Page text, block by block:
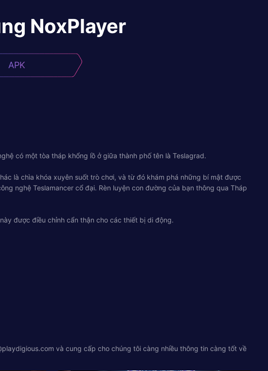
NoxPlayer
APK
có một tòa tháp khổng lồ ở giữa thành phố tên là Teslagrad.
là chìa khóa xuyên suốt trò chơi, và từ đó khám phá những bí mật được
nghệ Teslamancer cổ đại. Rèn luyện con đường của bạn thông qua Tháp
được điều chỉnh cẩn thận cho các thiết bị di động.
và cung cấp cho chúng tôi càng nhiều thông tin càng tốt về